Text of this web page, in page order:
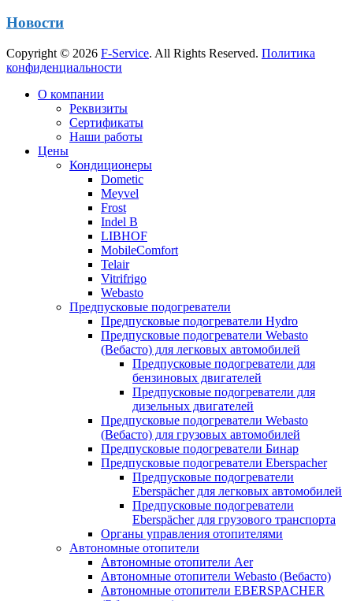
Новости
Copyright © 2026 F-Service. All Rights Reserved. Политика
конфиденциальности
вверх
О компании
Реквизиты
Сертификаты
Наши работы
Цены
Кондиционеры
Dometic
Meyvel
Frost
Indel B
LIBHOF
MobileComfort
Telair
Vitrifrigo
Webasto
Предпусковые подогреватели
Предпусковые подогреватели Hydro
Предпусковые подогреватели Webasto
(Вебасто) для легковых автомобилей
Предпусковые подогреватели для
бензиновых двигателей
Предпусковые подогреватели для
дизельных двигателей
Предпусковые подогреватели Webasto
(Вебасто) для грузовых автомобилей
Предпусковые подогреватели Бинар
Предпусковые подогреватели Eberspacher
Предпусковые подогреватели
Eberspächer для легковых автомобилей
Предпусковые подогреватели
Eberspächer для грузового транспорта
Органы управления отопителями
Автономные отопители
Автономные отопители Аer
Автономные отопители Webasto (Вебасто)
Автономные отопители EBERSPACHER